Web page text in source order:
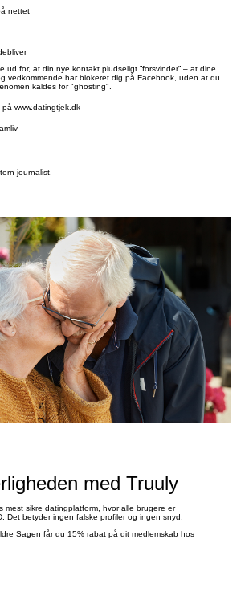
nettet
ud for, at din nye kontakt pludseligt ”forsvinder” – at dine
vedkommende har blokeret dig på Facebook, uden at du
kaldes for "ghosting".
www.datingtjek.dk
journalist.
med Truuly
mest sikre datingplatform, hvor alle brugere er
Det betyder ingen falske profiler og ingen snyd.
Sagen får du 15% rabat på dit medlemskab hos